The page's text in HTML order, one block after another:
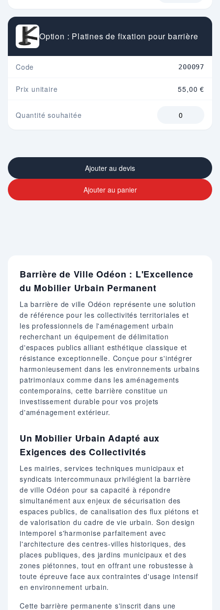
Option : Platines de fixation pour barrière
Code 200097
Prix unitaire 55,00 €
Quantité souhaitée
Ajouter au devis
Ajouter au panier
Barrière de Ville Odéon : L'Excellence
du Mobilier Urbain Permanent
La barrière de ville Odéon représente une solution
de référence pour les collectivités territoriales et
les professionnels de l'aménagement urbain
recherchant un équipement de délimitation
d'espaces publics alliant esthétique classique et
résistance exceptionnelle. Conçue pour s'intégrer
harmonieusement dans les environnements urbains
patrimoniaux comme dans les aménagements
contemporains, cette barrière constitue un
investissement durable pour vos projets
d'aménagement extérieur.
Un Mobilier Urbain Adapté aux
Exigences des Collectivités
Les mairies, services techniques municipaux et
syndicats intercommunaux privilégient la barrière
de ville Odéon pour sa capacité à répondre
simultanément aux enjeux de sécurisation des
espaces publics, de canalisation des flux piétons et
de valorisation du cadre de vie urbain. Son design
intemporel s'harmonise parfaitement avec
l'architecture des centres-villes historiques, des
places publiques, des jardins municipaux et des
zones piétonnes, tout en offrant une robustesse à
toute épreuve face aux contraintes d'usage intensif
en environnement urbain.
Cette barrière permanente s'inscrit dans une